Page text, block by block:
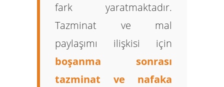
fark yaratmaktadır.
Tazminat ve mal
paylaşımı ilişkisi için
boşanma sonrası
tazminat ve nafaka